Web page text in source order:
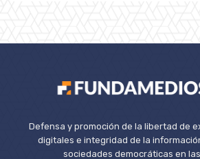
Defensa y promoción de la libertad de
digitales e integridad de la
sociedades democráticas en